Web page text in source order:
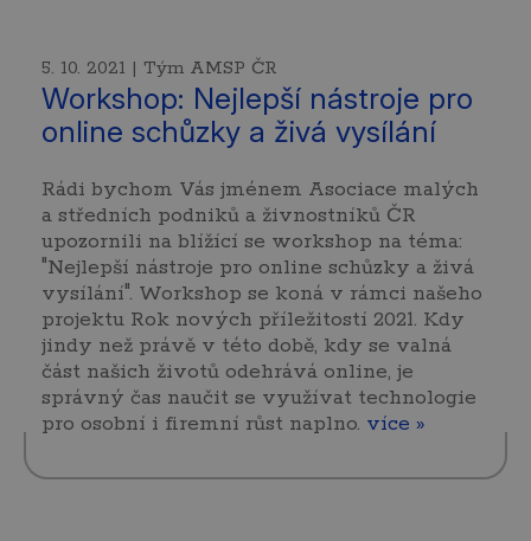
5. 10. 2021 | Tým AMSP ČR
Workshop: Nejlepší nástroje pro
online schůzky a živá vysílání
Rádi bychom Vás jménem Asociace malých
a středních podniků a živnostníků ČR
upozornili na blížící se workshop na téma:
"Nejlepší nástroje pro online schůzky a živá
vysílání". Workshop se koná v rámci našeho
projektu Rok nových příležitostí 2021. Kdy
jindy než právě v této době, kdy se valná
část našich životů odehrává online, je
správný čas naučit se využívat technologie
pro osobní i firemní růst naplno. více »